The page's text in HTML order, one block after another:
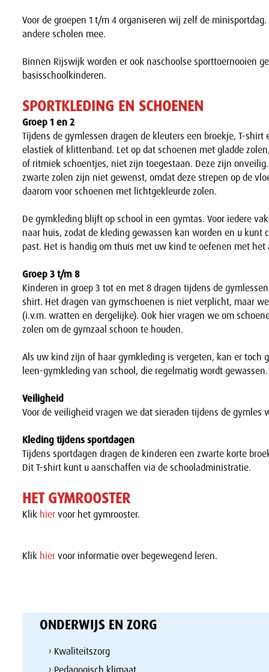
Voor de groepen 1 t/m 4 organiseren wij zelf de
andere scholen mee.
Binnen Rijswijk worden er ook naschoolse sporttoernooien
basisschoolkinderen.
SPORTKLEDING EN SCHOENEN
Groep 1 en 2
Tijdens de gymlessen dragen de kleuters een broekje, T-
elastiek of klittenband. Let op dat schoenen met gladde
of ritmiek schoentjes, niet zijn toegestaan. Deze zijn
zwarte zolen zijn niet gewenst, omdat deze strepen op de
daarom voor schoenen met lichtgekleurde zolen.
De gymkleding blijft op school in een gymtas. Voor iedere
naar huis, zodat de kleding gewassen kan worden en u kunt
past. Het is handig om thuis met uw kind te oefenen met
Groep 3 t/m 8
Kinderen in groep 3 tot en met 8 dragen tijdens de
shirt. Het dragen van gymschoenen is niet verplicht, maar
(i.v.m. wratten en dergelijke). Ook hier vragen we om
zolen om de gymzaal schoon te houden.
Als uw kind zijn of haar gymkleding is vergeten, kan er toch
leen-gymkleding van school, die regelmatig wordt gewassen.
Veiligheid
Voor de veiligheid vragen we dat sieraden tijdens de gymles
Kleding tijdens sportdagen
Tijdens sportdagen dragen de kinderen een zwarte korte
Dit T-shirt kunt u aanschaffen via de schooladministratie.
HET GYMROOSTER
Klik hiervoor het gymrooster.
Klik hiervoor informatie over begewegend leren.
ONDERWIJS EN ZORG
› Kwaliteitszorg